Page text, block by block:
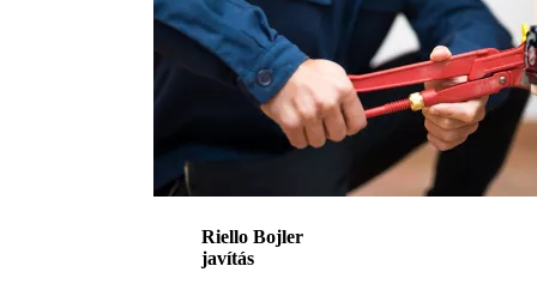
Riello Bojler
javítás